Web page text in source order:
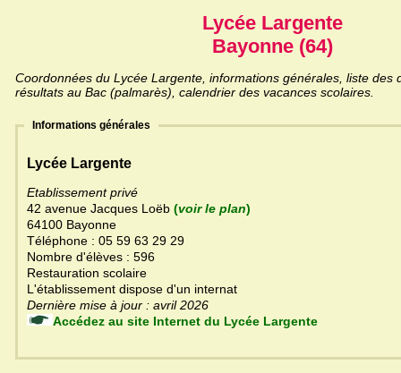
Lycée Largente
Bayonne (64)
Coordonnées du Lycée Largente, informations générales, liste des
résultats au Bac (palmarès), calendrier des vacances scolaires.
Informations générales
Lycée Largente
Etablissement privé
42 avenue Jacques Loëb (voir le plan)
64100 Bayonne
Téléphone : 05 59 63 29 29
Nombre d'élèves : 596
Restauration scolaire
L'établissement dispose d'un internat
Dernière mise à jour : avril 2026
Accédez au site Internet du Lycée Largente